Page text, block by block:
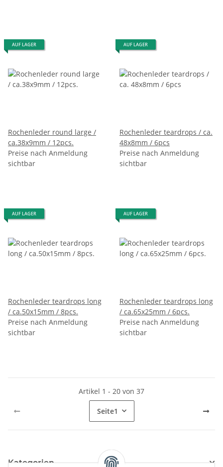
AUF LAGER
Rochenleder round large /
ca.38x9mm / 12pcs.
Preise nach Anmeldung
sichtbar
AUF LAGER
Rochenleder teardrops / ca.
48x8mm / 6pcs
Preise nach Anmeldung
sichtbar
AUF LAGER
Rochenleder teardrops long
/ ca.50x15mm / 8pcs.
Preise nach Anmeldung
sichtbar
AUF LAGER
Rochenleder teardrops long
/ ca.65x25mm / 6pcs.
Preise nach Anmeldung
sichtbar
Artikel 1 - 20 von 37
Seite1
Kategorien